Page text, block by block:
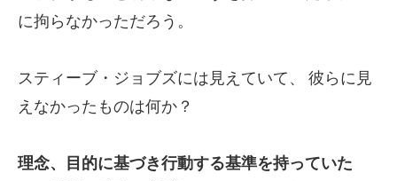
に拘らなかっただろう。
スティーブ・ジョブズには見えていて、
彼らに見
えなかったものは何か？
理念、目的に基づき行動する基準を持っていた